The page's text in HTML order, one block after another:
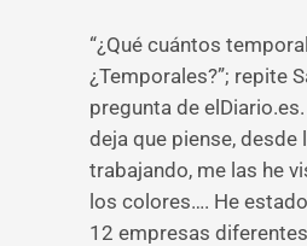
“¿Qué cuántos
¿Temporales?”; repite
pregunta de elDiario.es.
deja que piense, desde
trabajando, me las he
los colores…. He
12 empresas